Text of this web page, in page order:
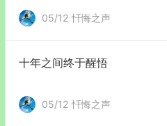
05/12 忏悔之声
十年之间终于醒悟
05/12 忏悔之声